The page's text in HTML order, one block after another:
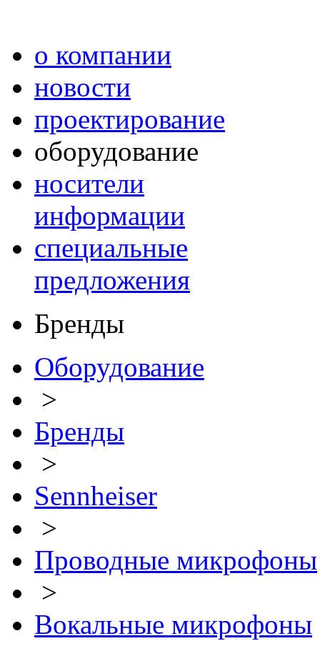
о компании
новости
проектирование
оборудование
носители
информации
специальные
предложения
Бренды
Оборудование
>
Бренды
>
Sennheiser
>
Проводные микрофоны
>
Вокальные микрофоны